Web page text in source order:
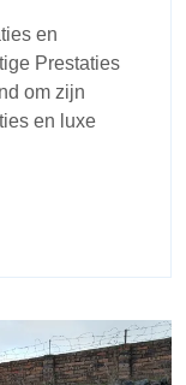
en
Prestaties
om zijn
en luxe